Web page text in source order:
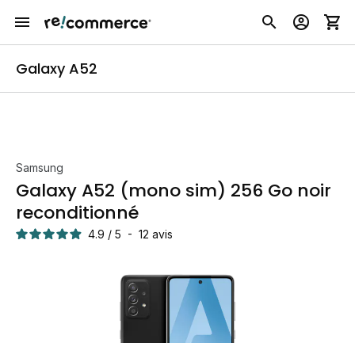
Galaxy A52
Samsung
Galaxy A52 (mono sim) 256 Go noir
reconditionné
4.9 / 5 - 12 avis